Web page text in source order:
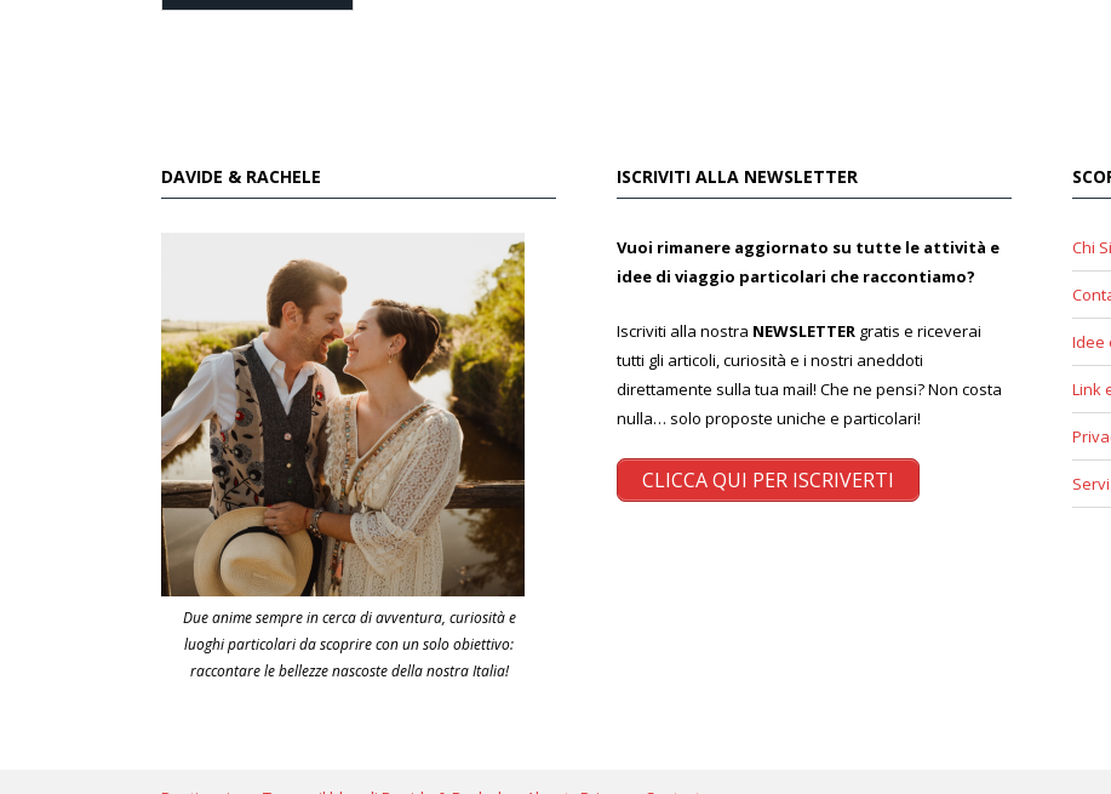
DAVIDE & RACHELE
Due anime sempre in cerca di avventura, curiosità e
luoghi particolari da scoprire con un solo obiettivo:
raccontare le bellezze nascoste della nostra Italia!
ISCRIVITI ALLA NEWSLETTER
Vuoi rimanere aggiornato su tutte le attività e
idee di viaggio particolari che raccontiamo?
Iscriviti alla nostra NEWSLETTER gratis e riceverai
tutti gli articoli, curiosità e i nostri aneddoti
direttamente sulla tua mail! Che ne pensi? Non costa
nulla… solo proposte uniche e particolari!
CLICCA QUI PER ISCRIVERTI
Chi
Idee
Link